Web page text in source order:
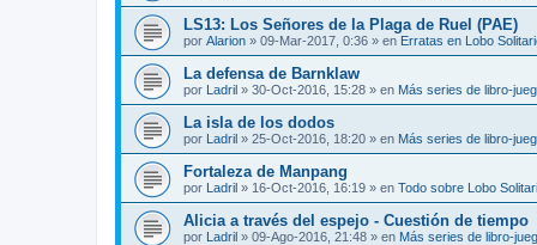
LS13: Los Señores de la Plaga de Ruel (PAE)
por Alarion » 09-Mar-2017, 0:36 » en Erratas en Lobo
La defensa de Barnklaw
por Ladril » 30-Oct-2016, 15:28 » en Más series de libro-
La isla de los dodos
por Ladril » 25-Oct-2016, 18:20 » en Más series de libro-
Fortaleza de Manpang
por Ladril » 16-Oct-2016, 16:19 » en Todo sobre Lobo
Alicia a través del espejo - Cuestión de tiempo
por Ladril » 09-Ago-2016, 21:48 » en Más series de libro-